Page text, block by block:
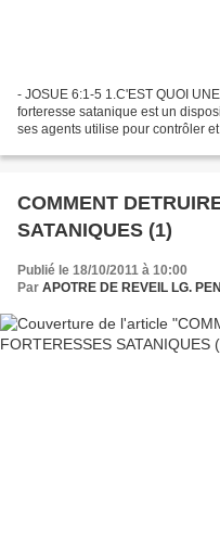
- JOSUE 6:1-5 1.C'EST QUOI
forteresse satanique est un
ses agents utilise pour contrôler
COMMENT
SATANIQUES (1)
Publié le 18/10/2011 à 10:00
Par APOTRE DE REVEIL LG.